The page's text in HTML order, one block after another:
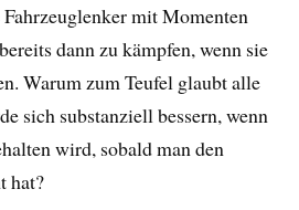
mit Momenten
dann zu kämpfen, wenn sie
Warum zum Teufel glaubt alle
sich substanziell bessern, wenn
wird, sobald man den
hat?